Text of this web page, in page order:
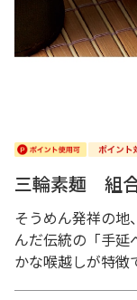
三輪素麺 組
そうめん発祥の
んだ伝統の「手延
かな喉越しが特徴